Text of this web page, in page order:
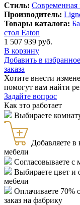
Стиль: Современная
Производитель:
Товары каталога:
стол Eaton
1 507 939 руб.
В корзину
Добавить в избранное
заказа
Хотите внести
помогут вам найти
Задайте вопрос
Как это работает
Выбираете
Добавляете
мебели
Согласовываете
Выбираете цвет и
мебели
Оплачиваете 70%
заказ на фабрику